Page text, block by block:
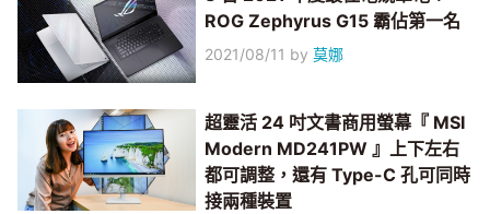
ROG Zephyrus G15 霸佔第一名
2021/08/11 by莫娜
超靈活 24 吋文書商用螢幕『 MSI
Modern MD241PW 』上下左右
都可調整，還有 Type-C 孔可同時
接兩種裝置